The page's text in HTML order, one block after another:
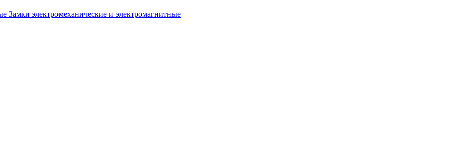
Замки электромеханические и электромагнитные